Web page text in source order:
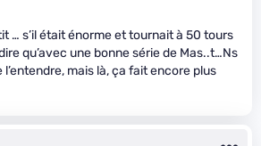
… s’il était énorme et tournait à 50 tours
qu’avec une bonne série de Mas..t…Ns
mais là, ça fait encore plus